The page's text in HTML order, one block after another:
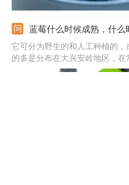
蓝莓什么时候成熟，什么
它可分为野生的和人工种植的
的多是分布在大兴安岭地区，
有的也会推迟到9月份。而人工